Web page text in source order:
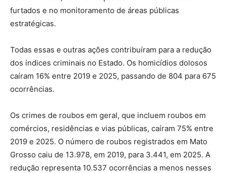
furtados e no monitoramento de áreas públicas
estratégicas.
Todas essas e outras ações contribuíram para a redução
dos índices criminais no Estado. Os homicídios dolosos
caíram 16% entre 2019 e 2025, passando de 804 para 675
ocorrências.
Os crimes de roubos em geral, que incluem roubos em
comércios, residências e vias públicas, caíram 75% entre
2019 e 2025. O número de roubos registrados em Mato
Grosso caiu de 13.978, em 2019, para 3.441, em 2025. A
redução representa 10.537 ocorrências a menos nesses